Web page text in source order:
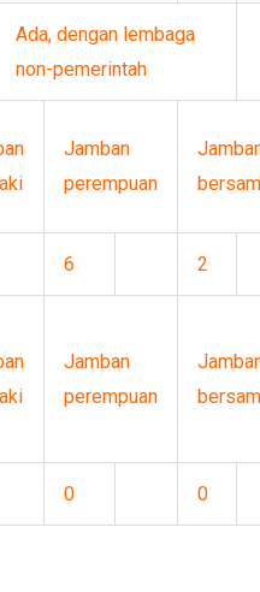
Ada, dengan lembaga
non-pemerintah
Jamban
perempuan
6 2
Jamban
perempuan
0 0